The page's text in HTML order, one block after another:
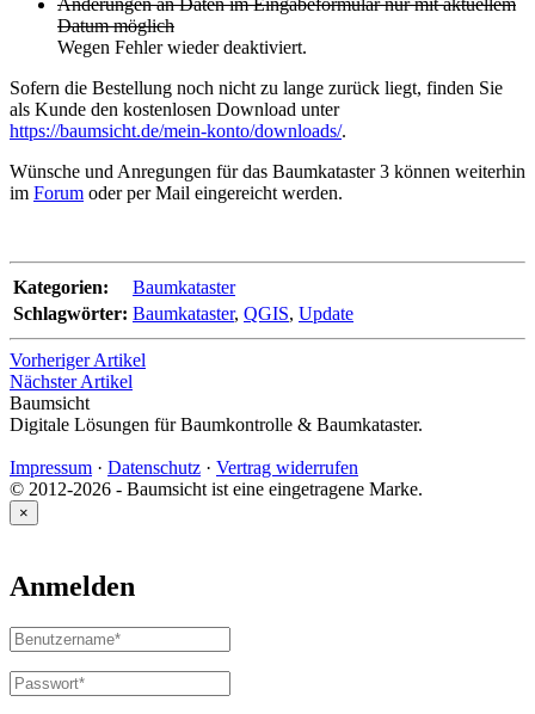
Datum möglich
Wegen Fehler wieder deaktiviert.
Sofern die Bestellung noch nicht zu lange zurück liegt, finden Sie
als Kunde den kostenlosen Download unter
https://baumsicht.de/mein-konto/downloads/.
Wünsche und Anregungen für das Baumkataster 3 können weiterhin
im Forum oder per Mail eingereicht werden.
Kategorien:
Baumkataster
Schlagwörter: Baumkataster, QGIS, Update
Vorheriger Artikel
Nächster Artikel
Baumsicht
Digitale Lösungen für Baumkontrolle & Baumkataster.
Impressum · Datenschutz · Vertrag widerrufen
© 2012-2026 - Baumsicht ist eine eingetragene Marke.
×
Anmelden
Benutzername
oder
E-
Mail-
Passwort*
Erforderlich